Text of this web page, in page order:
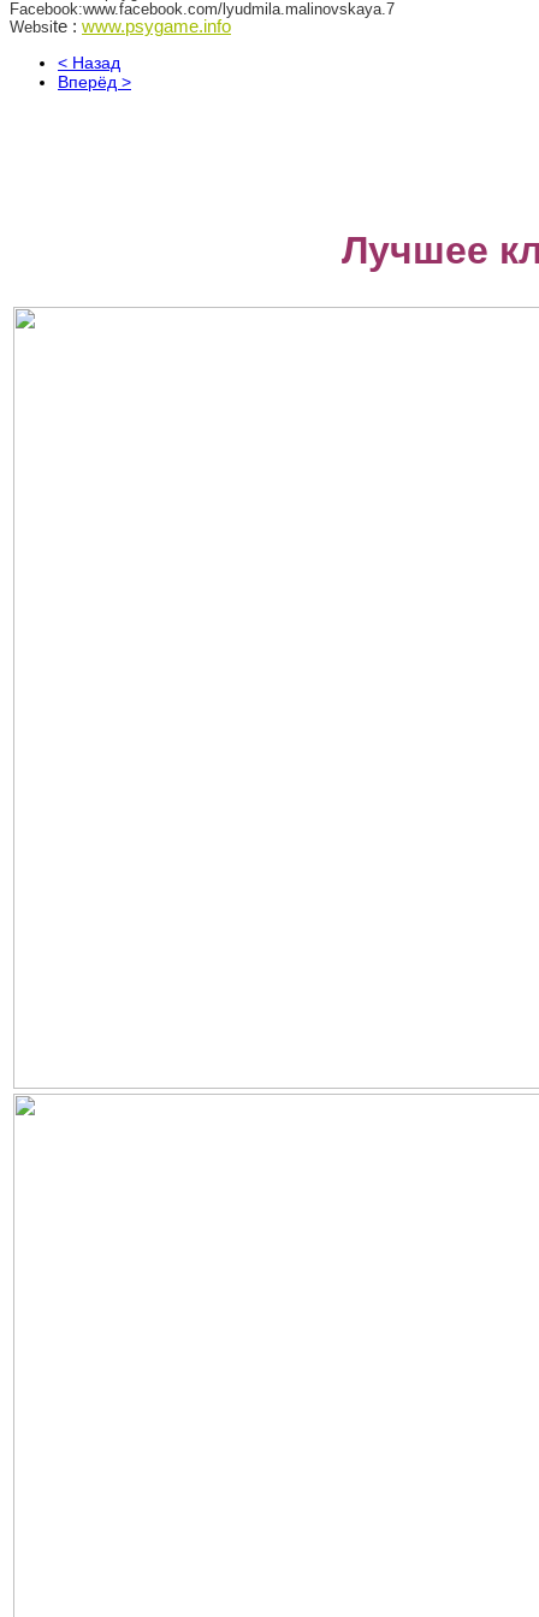
Facebook:www.facebook.com/lyudmila.malinovskaya.7
Website : www.psygame.info
< Назад
Вперёд >
Лучшее